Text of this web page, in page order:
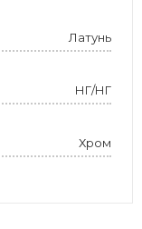
Латунь
НГ/НГ
Хром